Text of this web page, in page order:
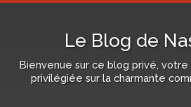
Le Blog de
Bienvenue sur ce blog privé,
privilégiée sur la charmante